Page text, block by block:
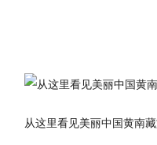
从这里看见美丽中国黄南